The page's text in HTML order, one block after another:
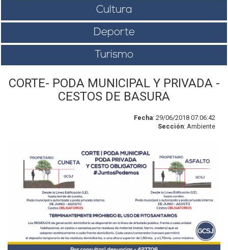
Cultura
Deporte
Turismo
CORTE- PODA MUNICIPAL Y PRIVADA -
CESTOS DE BASURA
Fecha: 29/06/2018 07:06:42
Sección: Ambiente